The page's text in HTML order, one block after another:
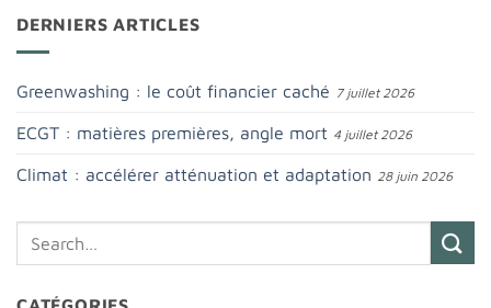
DERNIERS ARTICLES
Greenwashing : le coût financier caché 7 juillet 2026
ECGT : matières premières, angle mort 4 juillet 2026
Climat : accélérer atténuation et adaptation 28 juin 2026